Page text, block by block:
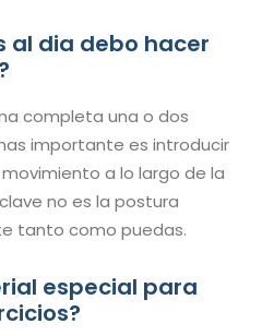
al dia debo hacer
completa una o dos
importante es introducir
a lo largo de la
no es la postura
tanto como puedas.
especial para